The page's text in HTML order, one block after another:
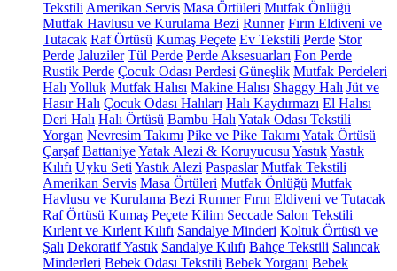
Tekstili Amerikan Servis Masa Örtüleri Mutfak Önlüğü
Mutfak Havlusu ve Kurulama Bezi Runner Fırın Eldiveni ve
Tutacak Raf Örtüsü Kumaş Peçete Ev Tekstili Perde Stor
Perde Jaluziler Tül Perde Perde Aksesuarları Fon Perde
Rustik Perde Çocuk Odası Perdesi Güneşlik Mutfak Perdeleri
Halı Yolluk Mutfak Halısı Makine Halısı Shaggy Halı Jüt ve
Hasır Halı Çocuk Odası Halıları Halı Kaydırmazı El Halısı
Deri Halı Halı Örtüsü Bambu Halı Yatak Odası Tekstili
Yorgan Nevresim Takımı Pike ve Pike Takımı Yatak Örtüsü
Çarşaf BattaniyeYatak Alezi & Koruyucusu YastıkYastık
Kılıfı Uyku Seti Yastık Alezi Paspaslar Mutfak Tekstili
Amerikan Servis Masa Örtüleri Mutfak Önlüğü Mutfak
Havlusu ve Kurulama Bezi Runner Fırın Eldiveni ve Tutacak
Raf Örtüsü Kumaş Peçete Kilim Seccade Salon Tekstili
Kırlent ve Kırlent Kılıfı Sandalye Minderi Koltuk Örtüsü ve
Şalı Dekoratif Yastık Sandalye Kılıfı Bahçe Tekstili Salıncak
Minderleri Bebek Odası Tekstili Bebek Yorganı Bebek